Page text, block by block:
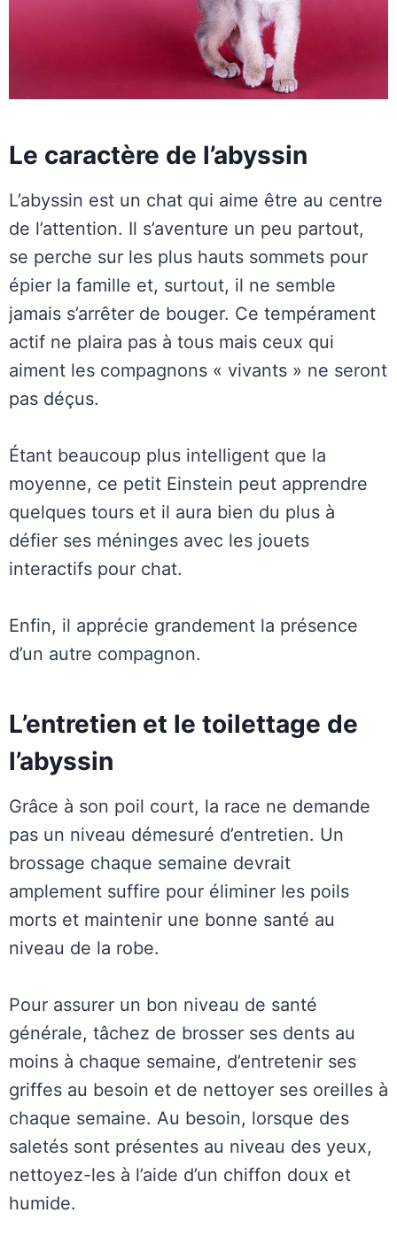
Le caractère de l’abyssin
L’abyssin est un chat qui aime être au centre
de l’attention. Il s’aventure un peu partout,
se perche sur les plus hauts sommets pour
épier la famille et, surtout, il ne semble
jamais s’arrêter de bouger. Ce tempérament
actif ne plaira pas à tous mais ceux qui
aiment les compagnons « vivants » ne seront
pas déçus.
Étant beaucoup plus intelligent que la
moyenne, ce petit Einstein peut apprendre
quelques tours et il aura bien du plus à
défier ses méninges avec les jouets
interactifs pour chat.
Enfin, il apprécie grandement la présence
d’un autre compagnon.
L’entretien et le toilettage de
l’abyssin
Grâce à son poil court, la race ne demande
pas un niveau démesuré d’entretien. Un
brossage chaque semaine devrait
amplement suffire pour éliminer les poils
morts et maintenir une bonne santé au
niveau de la robe.
Pour assurer un bon niveau de santé
générale, tâchez de brosser ses dents au
moins à chaque semaine, d’entretenir ses
griffes au besoin et de nettoyer ses oreilles à
chaque semaine. Au besoin, lorsque des
saletés sont présentes au niveau des yeux,
nettoyez-les à l’aide d’un chiffon doux et
humide.